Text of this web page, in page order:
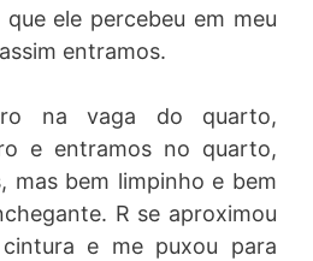
ele percebeu em meu
entramos.
na vaga do quarto,
e entramos no quarto,
mas bem limpinho e bem
R se aproximou
e me puxou para